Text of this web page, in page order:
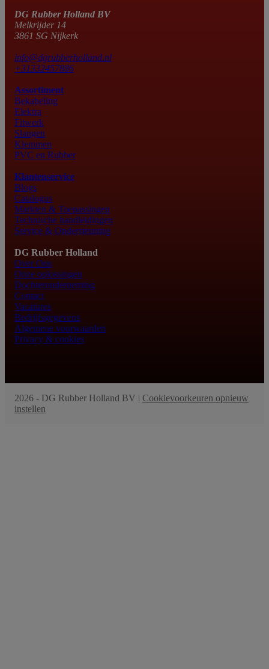
DG Rubber Holland BV
Melkrijder 14
3861 SG Nijkerk
info@dgrubberholland.nl
+31332457886
Assortiment
Bekabeling
Elektra
Fitwerk
Slangen
Klemmen
PVC en Rubber
Klantenservice
Blogs
Catalogus
Markten & Toepassingen
Technische handleidingen
Service & Ondersteuning
DG Rubber Holland
Over Ons
Onze oplossingen
Dochteronderneming
Contact
Vacatures
Bedrijfsgegevens
Algemene voorwaarden
Privacy & cookies
2026 - DG Rubber Holland BV | Cookievoorkeuren opnieuw
instellen